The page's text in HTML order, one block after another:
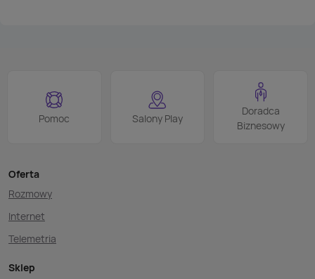
Pomoc Salony Play
Doradca
Biznesowy
Oferta
Rozmowy
Internet
Telemetria
Sklep